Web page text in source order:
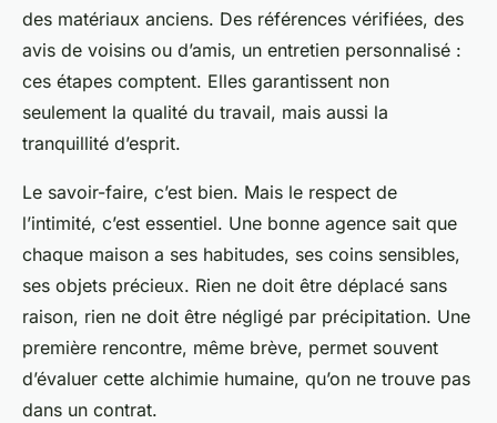
des matériaux anciens. Des références vérifiées, des
avis de voisins ou d’amis, un entretien personnalisé :
ces étapes comptent. Elles garantissent non
seulement la qualité du travail, mais aussi la
tranquillité d’esprit.
Le savoir-faire, c’est bien. Mais le respect de
l’intimité, c’est essentiel. Une bonne agence sait que
chaque maison a ses habitudes, ses coins sensibles,
ses objets précieux. Rien ne doit être déplacé sans
raison, rien ne doit être négligé par précipitation. Une
première rencontre, même brève, permet souvent
d’évaluer cette alchimie humaine, qu’on ne trouve pas
dans un contrat.